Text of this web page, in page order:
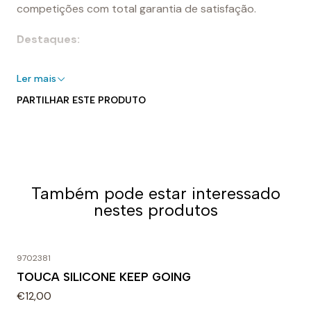
competições com total garantia de satisfação.
Destaques:
- Elástico para um ajuste seguro e adaptável
Perfeita para nadar. Projetado para uso diário em
treinos ou competições. A densidade específica do
Ler mais
PARTILHAR ESTE PRODUTO
Também pode estar interessado
nestes produtos
9702381
TOUCA SILICONE KEEP GOING
€12,00